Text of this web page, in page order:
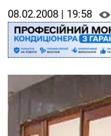
08.02.2008 | 19:58